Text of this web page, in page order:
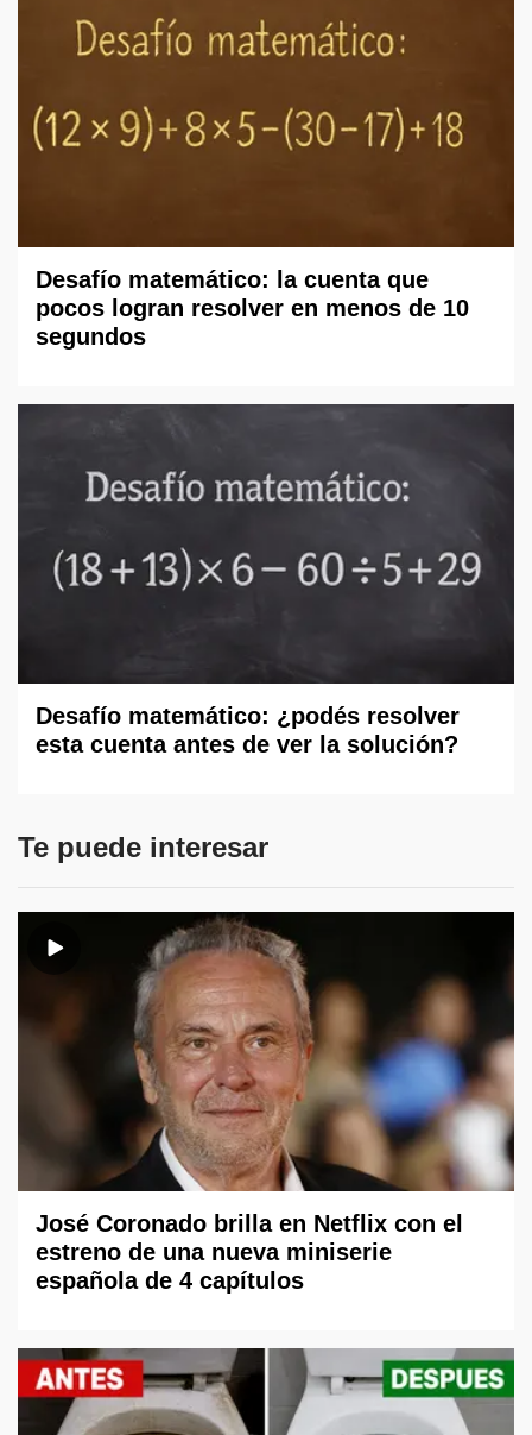
Desafío matemático: la cuenta que
pocos logran resolver en menos de 10
segundos
Desafío matemático: ¿podés resolver
esta cuenta antes de ver la solución?
Te puede interesar
José Coronado brilla en Netflix con el
estreno de una nueva miniserie
española de 4 capítulos